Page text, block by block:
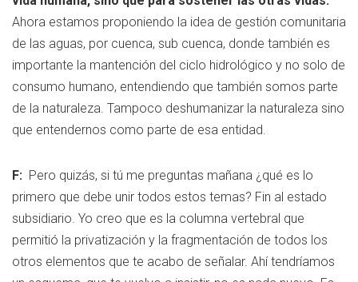
Ahora estamos proponiendo la idea de gestión comunitaria
de las aguas, por cuenca, sub cuenca, donde también es
importante la mantención del ciclo hidrológico y no solo de
consumo humano, entendiendo que también somos parte
de la naturaleza. Tampoco deshumanizar la naturaleza sino
que entendernos como parte de esa entidad.
F: Pero quizás, si tú me preguntas mañana ¿qué es lo
primero que debe unir todos estos temas? Fin al estado
subsidiario. Yo creo que es la columna vertebral que
permitió la privatización y la fragmentación de todos los
otros elementos que te acabo de señalar. Ahí tendríamos